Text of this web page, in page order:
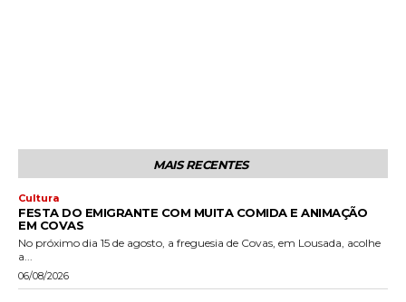
MAIS RECENTES
Cultura
FESTA DO EMIGRANTE COM MUITA COMIDA E ANIMAÇÃO
EM COVAS
No próximo dia 15 de agosto, a freguesia de Covas, em Lousada, acolhe
a...
06/08/2026